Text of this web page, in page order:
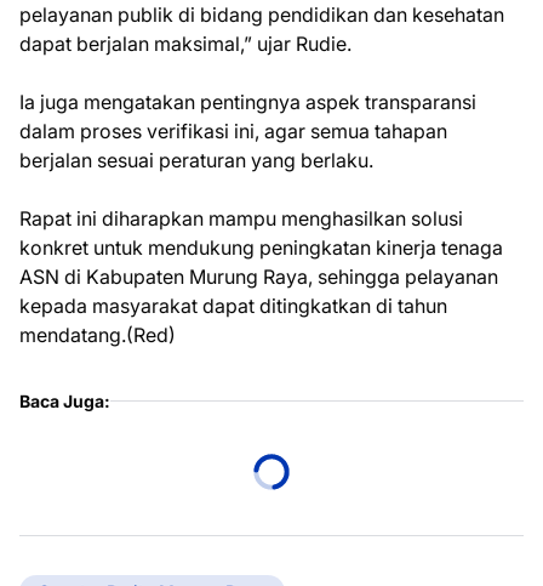
pelayanan publik di bidang pendidikan dan kesehatan
dapat berjalan maksimal,” ujar Rudie.
Ia juga mengatakan pentingnya aspek transparansi
dalam proses verifikasi ini, agar semua tahapan
berjalan sesuai peraturan yang berlaku.
Rapat ini diharapkan mampu menghasilkan solusi
konkret untuk mendukung peningkatan kinerja tenaga
ASN di Kabupaten Murung Raya, sehingga pelayanan
kepada masyarakat dapat ditingkatkan di tahun
mendatang.(Red)
Baca Juga: